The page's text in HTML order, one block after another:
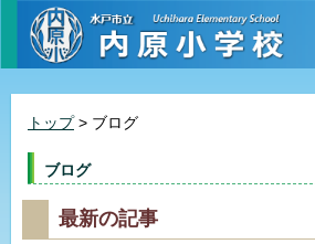
トップ> ブログ
ブログ
最新の記事